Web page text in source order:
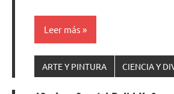
Leer más
ARTE Y PINTURA CIENCIA Y